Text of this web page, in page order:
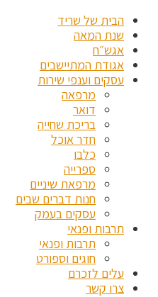
הבית של שריד
שנת המאה
אגש״ח
אגודת המתיישבים
עסקים וענפי שירות
מרפאה
דואר
בריכת שחייה
חדר אוכל
כלבו
ספרייה
מרפאת שיניים
חנות דברים שבים
עסקים בעמק
תרבות ופנאי
תרבות ופנאי
חוגים וספורט
עלים לזכרם
צרו קשר